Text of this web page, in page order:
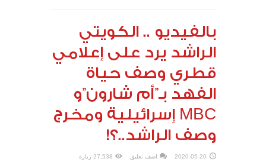
بالفيديو .. الكويتي
الراشد يرد على إعلامي
قطري وصف حياة
الفهد بـ”أم شارون”و
MBC إسرائيلية ومخرج
وصف الراشد..؟!
2020-05-20 اضف تعليق 27,538 زيارة